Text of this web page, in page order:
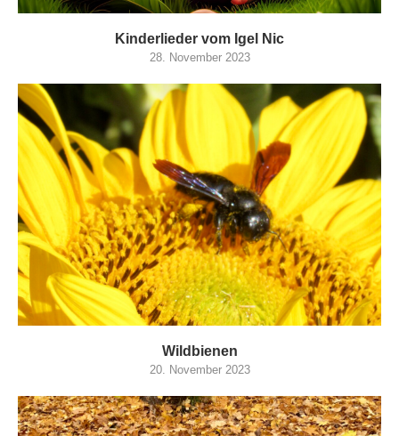
Kinderlieder vom Igel Nic
28. November 2023
Wildbienen
20. November 2023